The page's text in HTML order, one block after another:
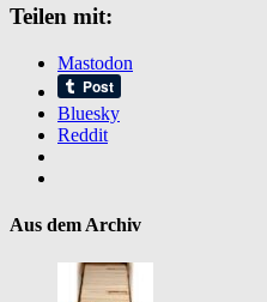
Teilen mit:
Mastodon
Bluesky
Reddit
Aus dem Archiv